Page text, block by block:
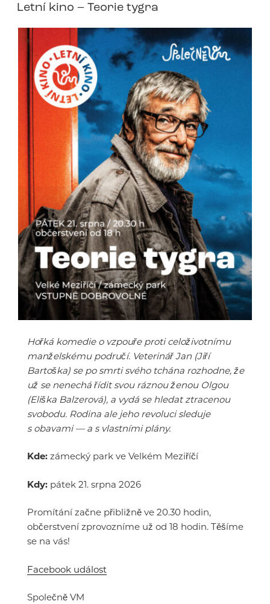
Letní kino – Teorie tygra
Hořká komedie o vzpouře proti celoživotnímu
manželskému područí. Veterinář Jan (Jiří
Bartoška) se po smrti svého tchána rozhodne, že
už se nenechá řídit svou ráznou ženou Olgou
(Eliška Balzerová), a vydá se hledat ztracenou
svobodu. Rodina ale jeho revoluci sleduje
s obavami — a s vlastními plány.
Kde: zámecký park ve Velkém Meziříčí
Kdy: pátek 21. srpna 2026
Promítání začne přibližně ve 20.30 hodin,
občerstvení zprovozníme už od 18 hodin. Těšíme
se na vás!
Facebook událost
Společně VM